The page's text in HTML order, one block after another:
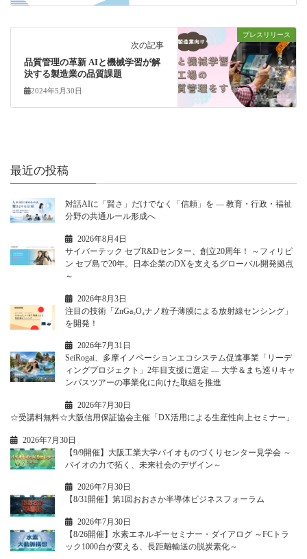
プレスリリース
次の記事
品質管理の革新 AIと機械学習が解
決する製造業の品質課題
2024年5月30日
最近の投稿
対話AIに「賢さ」だけでなく「信頼」を ― 教育・行政・福祉
分野の共通ルール形成へ
2026年8月4日
サイバーテック セブR&Dセンター、創立20周年！ ～フィリピ
ン セブ島で20年。日本企業のDXを支えるグローバル開発拠点
～
2026年8月3日
注目の技術「ZnGa₂O₄ナノ粒子薄膜による放射線センシング」
を開発！
2026年7月31日
SeiRogai、多摩イノベーションエコシステム促進事業「リーデ
ィングプロジェクト」2年目支援に選定 ― 大学＆まち巡りキャ
ンパスツアーの事業化に向けた取組を推進
2026年7月30日
☆受講料無料☆大阪信用保証協会主催「DX活用による生産性向上セミナー」
2026年7月30日
【9/9開催】大阪工業大学バイオものづくりセンター見学会 ～
バイオの力で拓く、未来社会のデザイン～
2026年7月30日
【8/31開催】第1回おおさか半導体ビジネスフォーラム
2026年7月30日
【8/26開催】水素エネルギーセミナー・ダイアログ ～FCトラ
ック1000台が変える、長距離輸送の脱炭素化～